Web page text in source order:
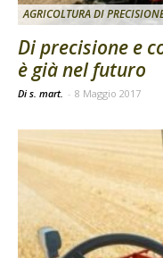
AGRICOLTURA DI
Di precisione e
è già nel futuro
Di s. mart. - 8 Maggio 2017